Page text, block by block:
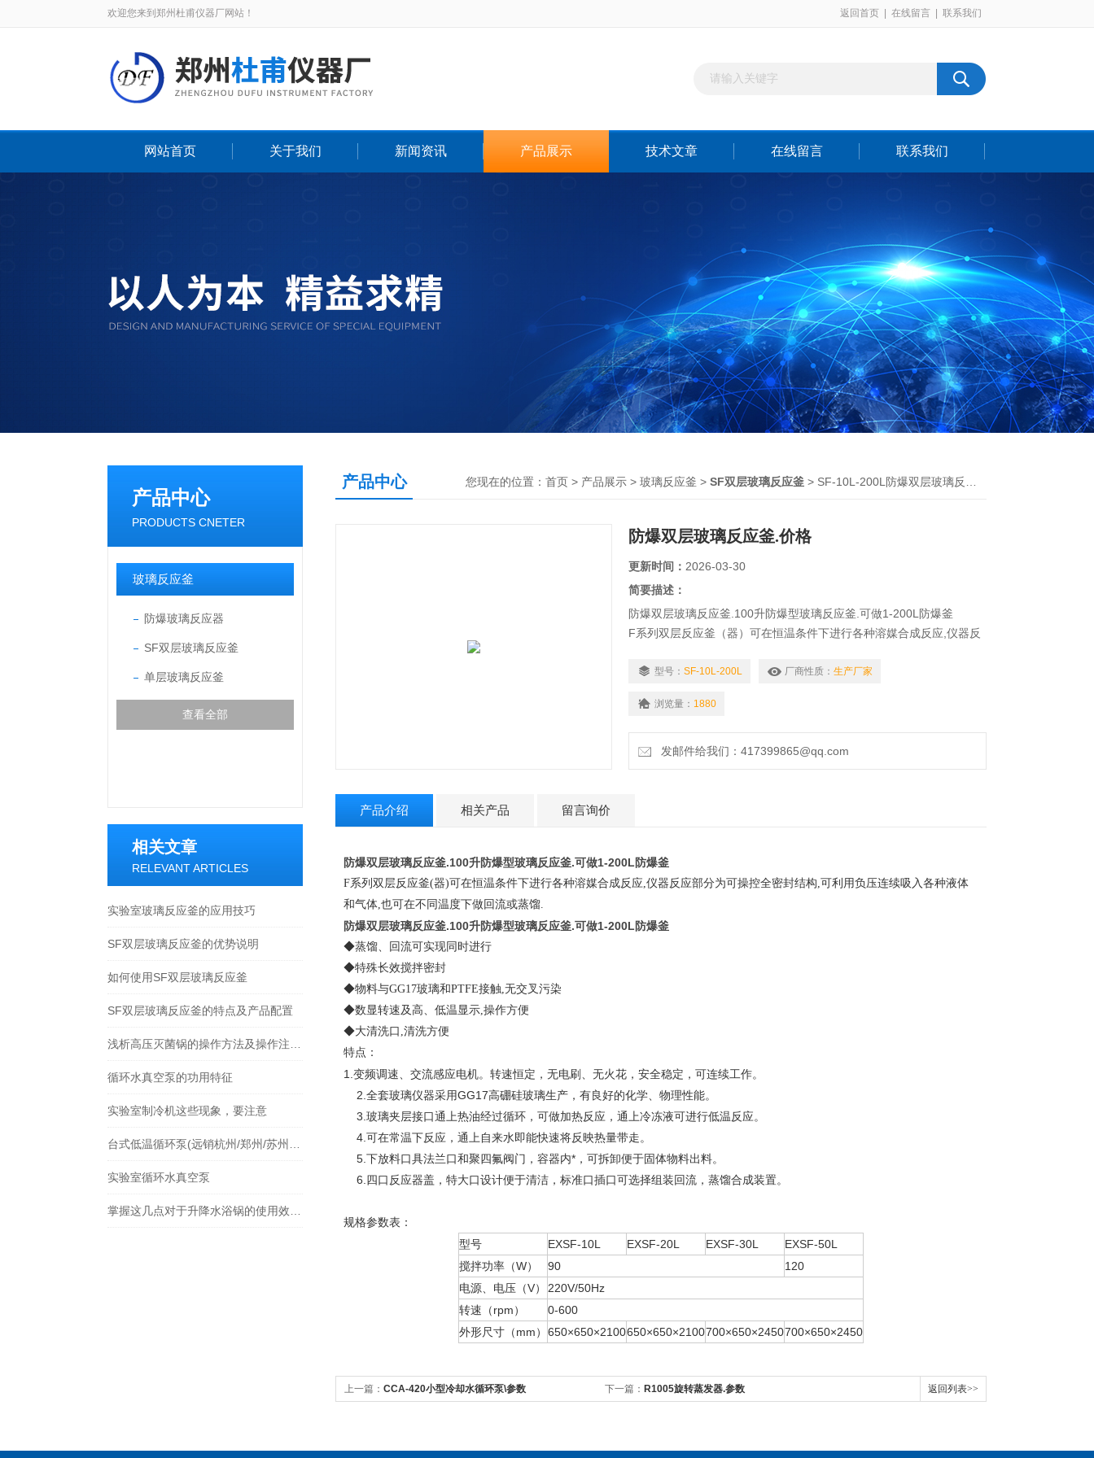
欢迎您来到郑州杜甫仪器厂网站！ 返回首页 在线留言 联系我们
网站首页 关于我们 新闻资讯 产品展示 技术文章 在线留言 联系我们
产品中心
PRODUCTS CNETER
玻璃反应釜
防爆玻璃反应器
SF双层玻璃反应釜
单层玻璃反应釜
查看全部
相关文章
RELEVANT ARTICLES
实验室玻璃反应釜的应用技巧
SF双层玻璃反应釜的优势说明
如何使用SF双层玻璃反应釜
SF双层玻璃反应釜的特点及产品配置
循环水真空泵的功用特征
实验室制冷机这些现象，要注意
实验室循环水真空泵
产品中心 您现在的位置： 首页 > 产品展示 > 玻璃反应釜 > SF双层玻璃反应釜 > SF-10L-200L防爆双层玻璃反应釜.价格
防爆双层玻璃反应釜.价格
更新时间： 2026-03-30
简要描述：
防爆双层玻璃反应釜.100升防爆型玻璃反应釜.可做1-200L防爆釜
F系列双层反应釜（器）可在恒温条件下进行各种溶媒合成反应,仪器反
在不同温度下做回流或蒸馏.
型号： SF-10L-200L 厂商性质： 生产厂家
浏览量： 1880
发邮件给我们：417399865@qq.com
产品介绍 相关产品 留言询价
防爆双层玻璃反应釜.100升防爆型玻璃反应釜.可做1-200L防爆釜
F系列双层反应釜(器)可在恒温条件下进行各种溶媒合成反应,仪器反应部分为可操控全密封结构,可利用负压连续吸入各种液体
和气体,也可在不同温度下做回流或蒸馏.
防爆双层玻璃反应釜.100升防爆型玻璃反应釜.可做1-200L防爆釜
◆蒸馏、回流可实现同时进行
◆特殊长效搅拌密封
◆物料与GG17玻璃和PTFE接触,无交叉污染
◆数显转速及高、低温显示,操作方便
◆大清洗口,清洗方便
特点：
1.变频调速、交流感应电机。转速恒定，无电刷、无火花，安全稳定，可连续工作。
2.全套玻璃仪器采用GG17高硼硅玻璃生产，有良好的化学、物理性能。
3.玻璃夹层接口通上热油经过循环，可做加热反应，通上冷冻液可进行低温反应。
4.可在常温下反应，通上自来水即能快速将反映热量带走。
5.下放料口具法兰口和聚四氟阀门，容器内*，可拆卸便于固体物料出料。
6.四口反应器盖，特大口设计便于清洁，标准口插口可选择组装回流，蒸馏合成装置。
规格参数表：
型号
EXSF-10L EXSF-20L EXSF-30L
EXSF-50L
搅拌功率（W）
90
120
电源、电压（V）
220V/50Hz
转速（rpm）
0-600
外形尺寸（mm） 650×650×2100650×650×2100700×650×2450700×650×2450
上一篇： CCA-420小型冷却水循环泵\参数 下一篇： R1005旋转蒸发器.参数 返回列表>>